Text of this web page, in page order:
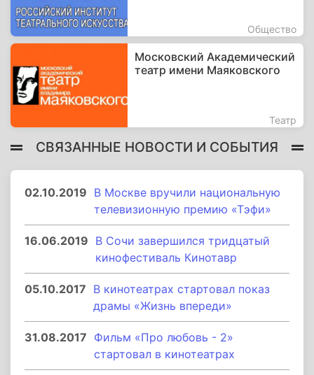
Общество
Московский Академический
театр имени Маяковского
Театр
СВЯЗАННЫЕ НОВОСТИ И СОБЫТИЯ
02.10.2019 В Москве вручили национальную
телевизионную премию «Тэфи»
16.06.2019 В Сочи завершился тридцатый
кинофестиваль Кинотавр
05.10.2017 В кинотеатрах стартовал показ
драмы «Жизнь впереди»
31.08.2017 Фильм «Про любовь - 2»
стартовал в кинотеатрах